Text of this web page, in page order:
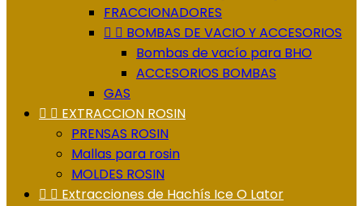
FRACCIONADORES
  BOMBAS DE VACIO Y ACCESORIOS
Bombas de vacío para BHO
ACCESORIOS BOMBAS
GAS
  EXTRACCION ROSIN
PRENSAS ROSIN
Mallas para rosin
MOLDES ROSIN
  Extracciones de Hachís Ice O Lator